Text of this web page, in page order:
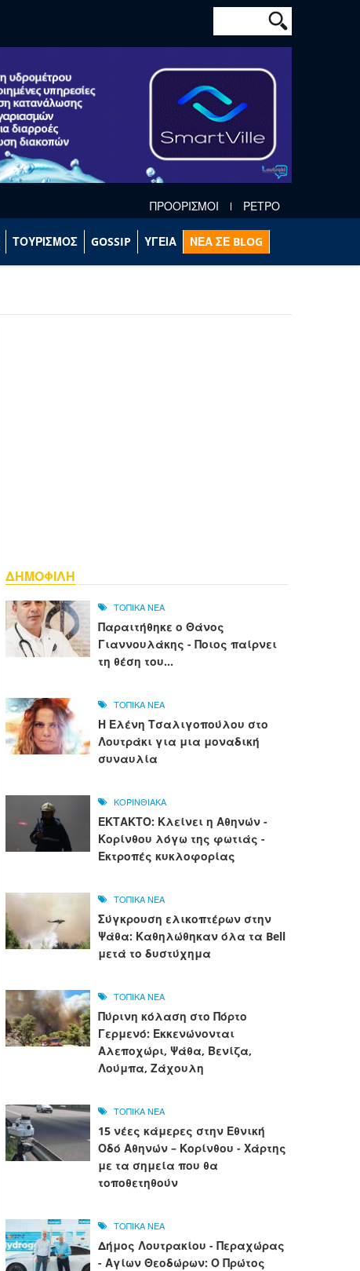
Φόρμα
Αναζήτηση
ΠΡΟΟΡΙΣΜΟΙ ΡΕΤΡΟ
ΤΟΥΡΙΣΜΟΣ GOSSIP ΥΓΕΙΑ ΝΕΑ ΣΕ BLOG
ΔΗΜΟΦΙΛΗ
ΤΟΠΙΚΑ ΝΕΑ
Παραιτήθηκε ο Θάνος
Γιαννουλάκης - Ποιος παίρνει
τη θέση του...
ΤΟΠΙΚΑ ΝΕΑ
Η Ελένη Τσαλιγοπούλου στο
Λουτράκι για μια μοναδική
συναυλία
ΚΟΡΙΝΘΙΑΚΑ
ΕΚΤΑΚΤΟ: Κλείνει η Αθηνών -
Κορίνθου λόγω της φωτιάς -
Εκτροπές κυκλοφορίας
ΤΟΠΙΚΑ ΝΕΑ
Σύγκρουση ελικοπτέρων στην
Ψάθα: Καθηλώθηκαν όλα τα Bell
μετά το δυστύχημα
ΤΟΠΙΚΑ ΝΕΑ
Πύρινη κόλαση στο Πόρτο
Γερμενό: Εκκενώνονται
Αλεποχώρι, Ψάθα, Βενίζα,
Λούμπα, Ζάχουλη
ΤΟΠΙΚΑ ΝΕΑ
15 νέες κάμερες στην Εθνική
Οδό Αθηνών – Κορίνθου - Χάρτης
με τα σημεία που θα
τοποθετηθούν
ΤΟΠΙΚΑ ΝΕΑ
Δήμος Λουτρακίου - Περαχώρας
- Αγίων Θεοδώρων: Ο Πρώτος